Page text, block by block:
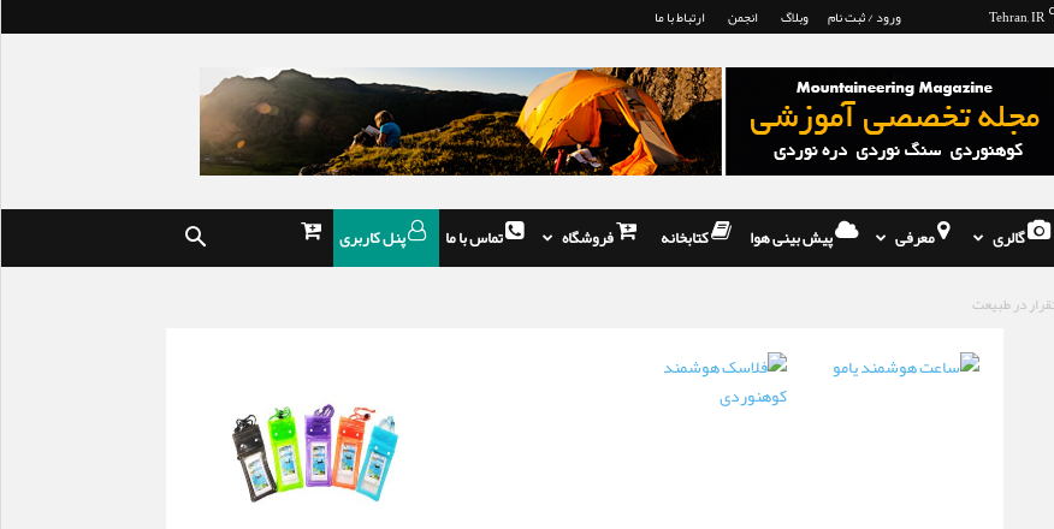
C
Tehran, IR ورود / ثبت نام وبلاگ انجمن ارتباط با ما
گالری معرفی پیش بینی هوا کتابخانه فروشگاه تماس با ما پنل کاربری
در طبیعت